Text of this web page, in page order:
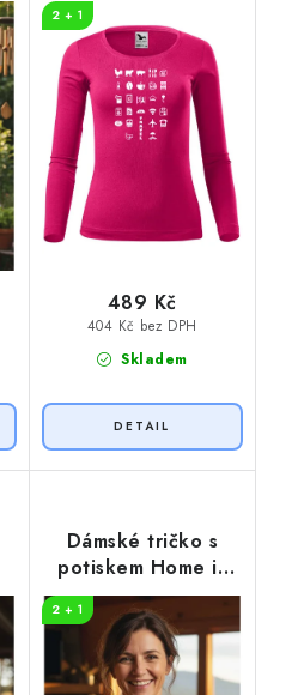
2 + 1
Skladem
404 Kč bez DPH
489 Kč
Dámské tričko s
potiskem Home is
where
2 + 1